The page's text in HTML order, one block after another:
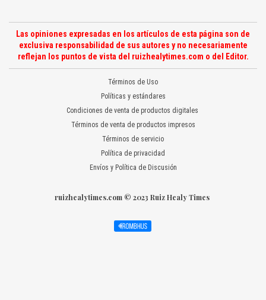
Las opiniones expresadas en los artículos de esta página son de
exclusiva responsabilidad de sus autores y no necesariamente
reflejan los puntos de vista del ruizhealytimes.com o del Editor.
Términos de Uso
Políticas y estándares
Condiciones de venta de productos digitales
Términos de venta de productos impresos
Términos de servicio
Política de privacidad
Envíos y Política de Discusión
ruizhealytimes.com © 2023 Ruiz Healy Times